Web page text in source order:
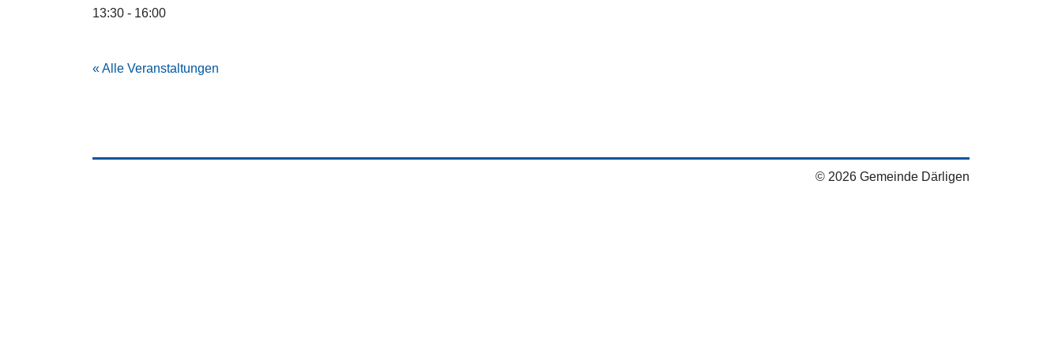
13:30 - 16:00
« Alle Veranstaltungen
© 2026 Gemeinde Därligen